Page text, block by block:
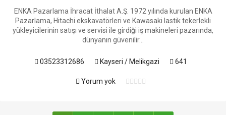
ENKA Pazarlama İhracat İthalat A.Ş. 1972 yılında kurulan ENKA
Pazarlama, Hitachi ekskavatörleri ve Kawasaki lastik tekerlekli
yükleyicilerinin satışı ve servisi ile girdiği iş makineleri pazarında,
dünyanın güvenilir...
03523312686 Kayseri / Melikgazi 641
Yorum yok